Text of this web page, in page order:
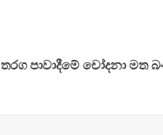
තරග පාවාදීමේ චෝදනා මත